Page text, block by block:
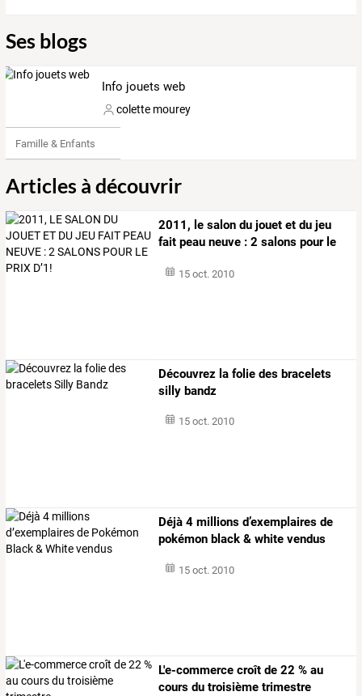
Ses blogs
Info jouets web
colette mourey
Famille & Enfants
Articles à découvrir
2011, le salon du jouet et du jeu
fait peau neuve : 2 salons pourle
15 oct. 2010
Découvrez la folie des bracelets
silly bandz
15 oct. 2010
Déjà 4 millions d’exemplaires de
pokémon black & white vendus
15 oct. 2010
L'e-commerce croît de 22 % au
cours du troisième trimestre